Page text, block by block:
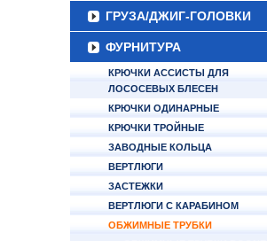
ГРУЗА/ДЖИГ-ГОЛОВКИ
ФУРНИТУРА
КРЮЧКИ АССИСТЫ ДЛЯ
ЛОСОСЕВЫХ БЛЕСЕН
КРЮЧКИ ОДИНАРНЫЕ
КРЮЧКИ ТРОЙНЫЕ
ЗАВОДНЫЕ КОЛЬЦА
ВЕРТЛЮГИ
ЗАСТЕЖКИ
ВЕРТЛЮГИ С КАРАБИНОМ
ОБЖИМНЫЕ ТРУБКИ